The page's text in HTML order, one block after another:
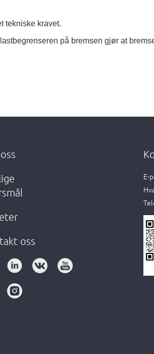
tekniske kravet.
på bremsen gjør at
oss
E-